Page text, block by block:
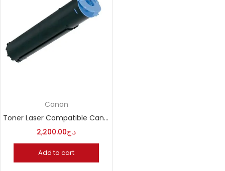
Canon
Toner Laser Compatible Canon C EXV18
د.ج2,200.00
Add to cart